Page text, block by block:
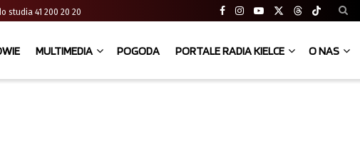
studia 41 200 20 20
MULTIMEDIA POGODA PORTALE RADIA KIELCE O NAS